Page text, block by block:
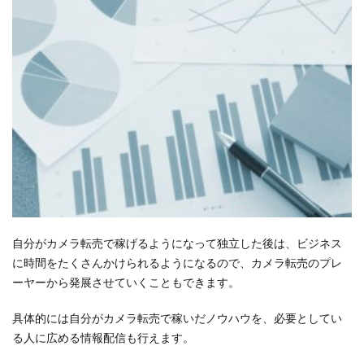
自分がカメラ転売で稼げるようになって独立した後は、ビジネス
に時間をたくさんかけられるようになるので、カメラ転売のプレ
ーヤーから発展させていくこともできます。
具体的には自分がカメラ転売で稼いだノウハウを、必要としてい
る人に広める情報配信も行えます。